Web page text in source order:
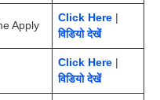
Apply
Click Here |
विडियो देखें
Click Here |
विडियो देखें